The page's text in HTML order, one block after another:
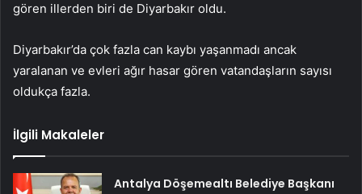
gören illerden biri de Diyarbakır oldu.
Diyarbakır’da çok fazla can kaybı yaşanmadı ancak
yaralanan ve evleri ağır hasar gören vatandaşların sayısı
oldukça fazla.
İlgili Makaleler
Antalya Döşemealtı Belediye Başkanı